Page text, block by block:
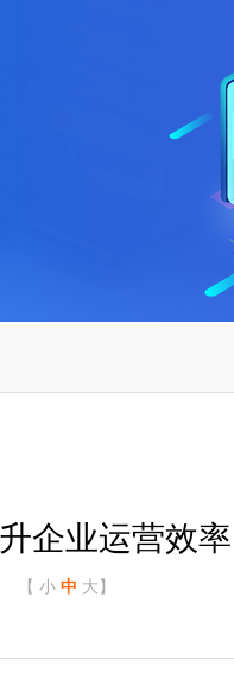
企业运营效
【 小 中 大】